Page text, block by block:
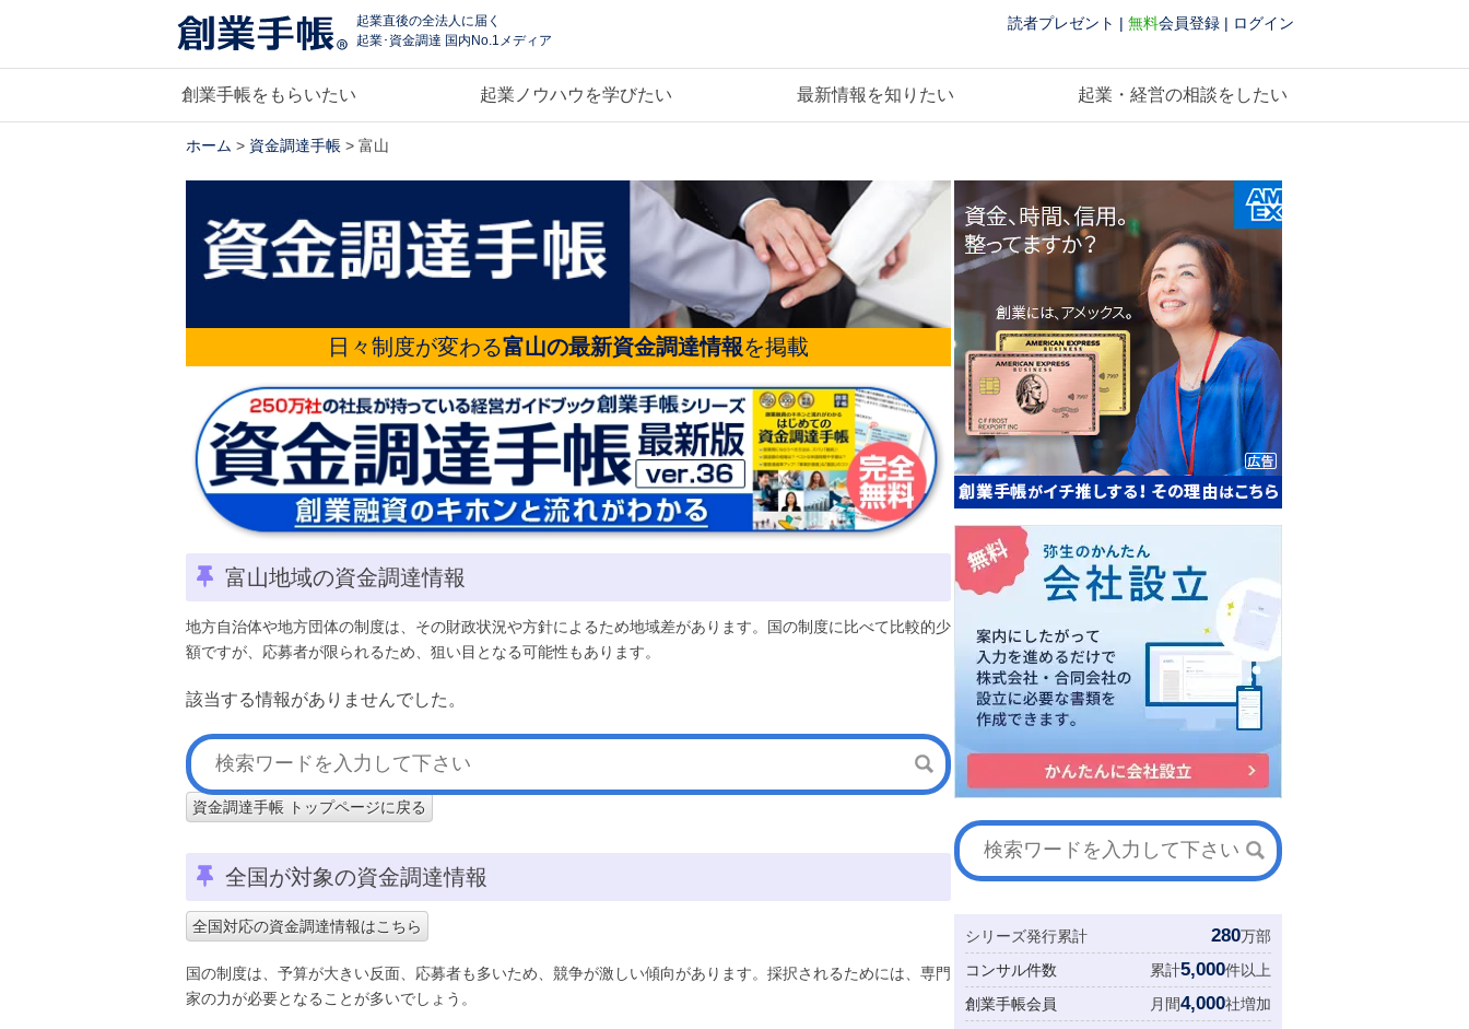
起業直後の全法人に届く
起業･資金調達 国内No.1メディア
読者プレゼント | 無料会員登録 | ログイン
創業手帳をもらいたい 起業ノウハウを学びたい 最新情報を知りたい 起業・経営の相談をしたい
ホーム > 資金調達手帳 > 富山
日々制度が変わる富山の最新資金調達情報を掲載
富山地域の資金調達情報
地方自治体や地方団体の制度は、その財政状況や方針によるため地域差があります。国の制度に比べて比較的少
額ですが、応募者が限られるため、狙い目となる可能性もあります。
該当する情報がありませんでした。
資金調達手帳 トップページに戻る
全国が対象の資金調達情報
全国対応の資金調達情報はこちら
国の制度は、予算が大きい反面、応募者も多いため、競争が激しい傾向があります。採択されるためには、専門
家の力が必要となることが多いでしょう。
シリーズ発行累計 280万部
コンサル件数
累計5,000件以上
創業手帳会員
月間4,000社増加